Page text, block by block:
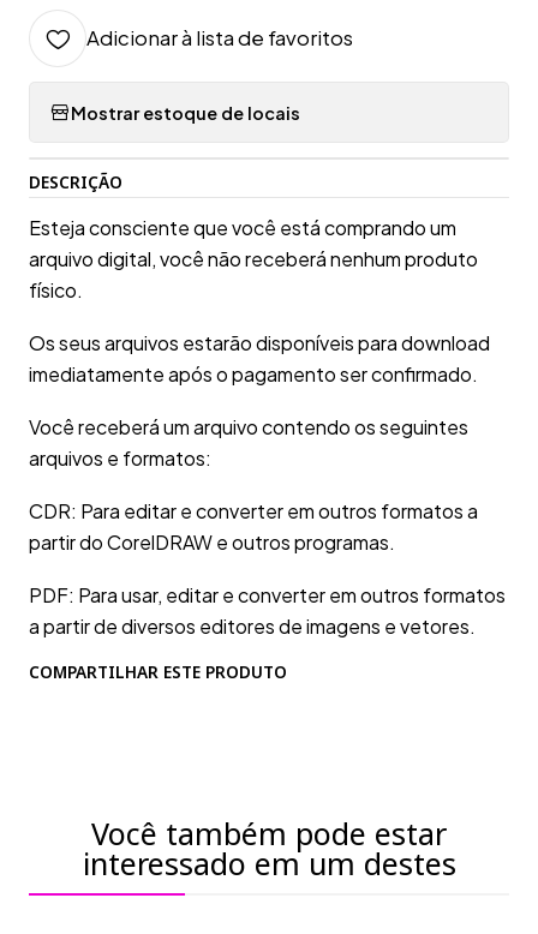
Adicionar à lista de favoritos
Mostrar estoque de locais
DESCRIÇÃO
Esteja consciente que você está comprando um
arquivo digital, você não receberá nenhum produto
físico.
Os seus arquivos estarão disponíveis para download
imediatamente após o pagamento ser confirmado.
Você receberá um arquivo contendo os seguintes
arquivos e formatos:
CDR: Para editar e converter em outros formatos a
partir do CorelDRAW e outros programas.
PDF: Para usar, editar e converter em outros formatos
a partir de diversos editores de imagens e vetores.
COMPARTILHAR ESTE PRODUTO
Você também pode estar
interessado em um destes